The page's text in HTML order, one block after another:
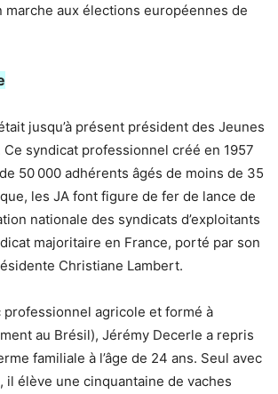
marche aux élections européennes de
jusqu’à présent président des Jeunes
syndicat professionnel créé en 1957
50 000 adhérents âgés de moins de 35
les JA font figure de fer de lance de
nationale des syndicats d’exploitants
majoritaire en France, porté par son
Christiane Lambert.
professionnel agricole et formé à
au Brésil), Jérémy Decerle a repris
familiale à l’âge de 24 ans. Seul avec
il élève une cinquantaine de vaches